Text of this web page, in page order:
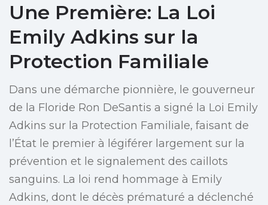
Une Première: La Loi
Emily Adkins sur la
Protection Familiale
Dans une démarche pionnière, le gouverneur
de la Floride Ron DeSantis a signé la Loi Emily
Adkins sur la Protection Familiale, faisant de
l’État le premier à légiférer largement sur la
prévention et le signalement des caillots
sanguins. La loi rend hommage à Emily
Adkins, dont le décès prématuré a déclenché